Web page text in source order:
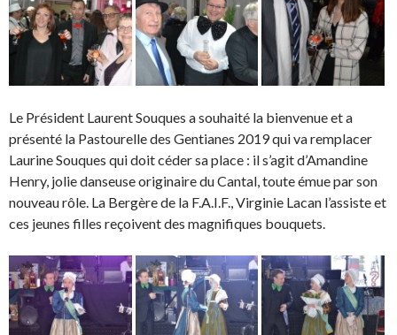
Le Président Laurent Souques a souhaité la bienvenue et a
présenté la Pastourelle des Gentianes 2019 qui va remplacer
Laurine Souques qui doit céder sa place : il s’agit d’Amandine
Henry, jolie danseuse originaire du Cantal, toute émue par son
nouveau rôle. La Bergère de la F.A.I.F., Virginie Lacan l’assiste et
ces jeunes filles reçoivent des magnifiques bouquets.